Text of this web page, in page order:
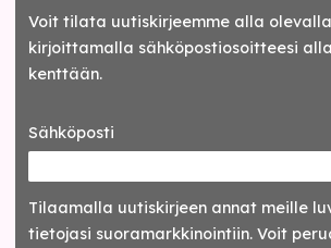
Voit tilata uutiskirjeemme alla
kirjoittamalla sähköpostiosoitteesi
kenttään.
Sähköposti
Tilaamalla uutis­kirjeen annat meille
tietojasi suora­markkinointiin. Voit